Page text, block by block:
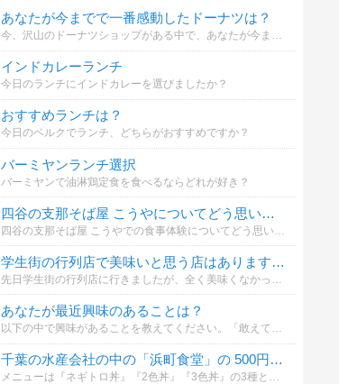
あなたが今までで一番感動したドーナツは？
今、沢山のドーナツショップがある中で、あなたが今まで食べたドーナツで一番感動したのは？
インドカレーランチ
今日のランチにインドカレーを選びましたか？
おすすめランチは？
今日のベルクでランチ、どちらがおすすめですか？
バーミヤンランチ選択
バーミヤンで油淋鶏定食を食べるならどれが好き？
四谷の支那そば屋 こうやについてどう思いますか？
学生街の行列店で美味いと思う店はありますか？
先日学生街の行列店に行きましたが、全く美味くなかったのでアンケしてみました。私自身、学生街で美味いと思う店がありません(;'∀')参考ＵＲＬは美味いと思う店の記事です
あなたが最近興味のあることは？
以下の中で興味があることを教えてください。「敢えて選べばコレかなぁ･･･」くらいでも結構です。
千葉の水産会社の中の「浜町食堂」の 500円ボリューム満点マグロ丼知ってました？
メニューは『ネギトロ丼』『2色丼』『3色丼』の3種となっており、どれも無料で大盛りにすることができる‥水と漬物はセルフサービスで食べ放題‥工場で生産される塩鮭や冷凍ホタテも格安で売っていた‥